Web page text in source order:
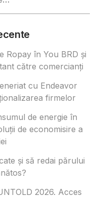
Ropay în You BRD și
către comercianți
cu Endeavor
firmelor
de energie în
de economisire a
și să redai părului
2026. Acces